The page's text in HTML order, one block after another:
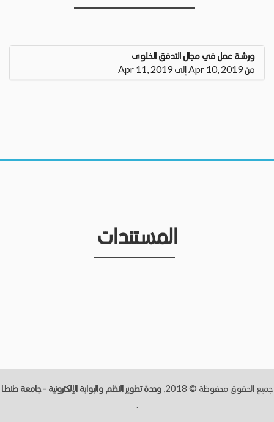
ورشة عمل في مجال التدفق الخلوى
من Apr 10, 2019 إلى Apr 11, 2019
المستندات
جميع الحقوق محفوظة © 2018,
وحدة تطوير النظم والبوابة الإلكترونية - جامعة طنطــا
.